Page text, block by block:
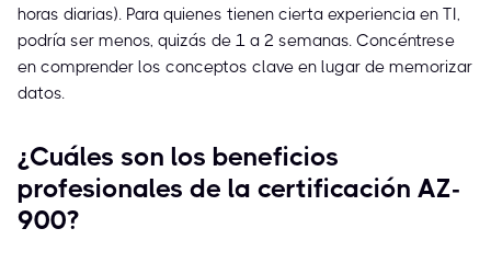
horas diarias). Para quienes tienen cierta experiencia en TI,
podría ser menos, quizás de 1 a 2 semanas. Concéntrese
en comprender los conceptos clave en lugar de memorizar
datos.
¿Cuáles son los beneficios
profesionales de la certificación AZ-
900?